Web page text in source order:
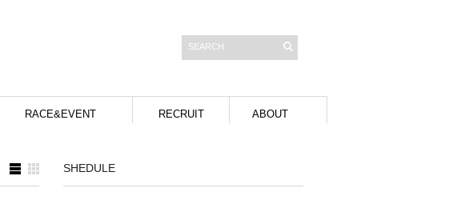
RACE&EVENT RECRUIT ABOUT
SHEDULE